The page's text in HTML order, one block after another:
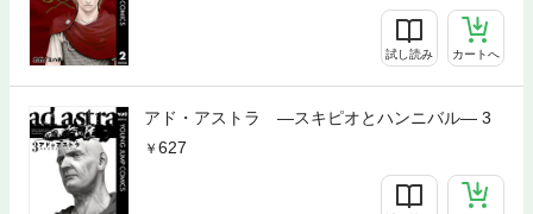
試し読み カートへ
アド・アストラ ―スキピオとハンニバル― 3
627